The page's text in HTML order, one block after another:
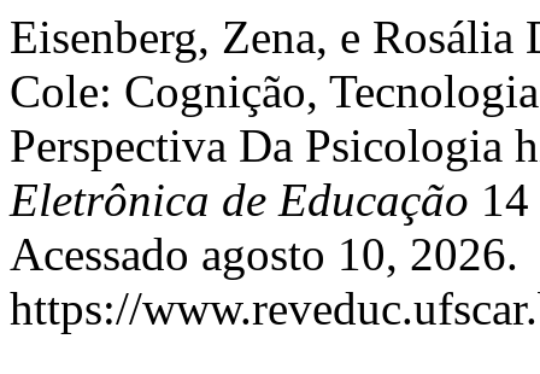
Eisenberg, Zena, e
Cole: Cognição,
Perspectiva Da Psicologia
Eletrônica de Educação
Acessado agosto 10, 2026.
https://